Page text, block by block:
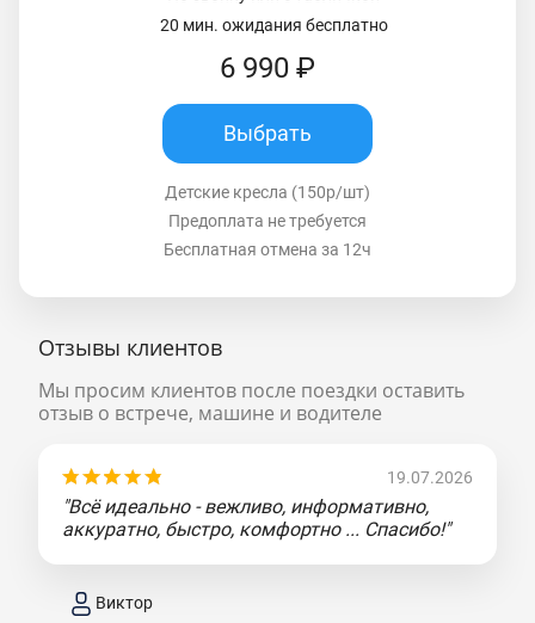
20 мин. ожидания бесплатно
6 990 ₽
Выбрать
Детские кресла (150р/шт)
Предоплата не требуется
Бесплатная отмена за 12ч
Отзывы клиентов
Мы просим клиентов после поездки оставить
отзыв о встрече, машине и водителе
19.07.2026
"Всё идеально - вежливо, информативно,
аккуратно, быстро, комфортно ... Спасибо!"
Виктор